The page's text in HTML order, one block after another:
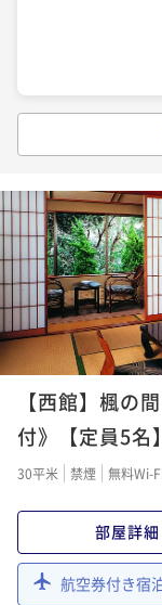
西館指定《女将
貴方のお好みは
二食付き 事前決済可
ポイントアップ
西館指定《朝夕
ラン
二食付き 事前決済可
【西館】楓
付》【定員5名】
30平米 禁煙 無料Wi-
部屋詳細
航空券付き宿